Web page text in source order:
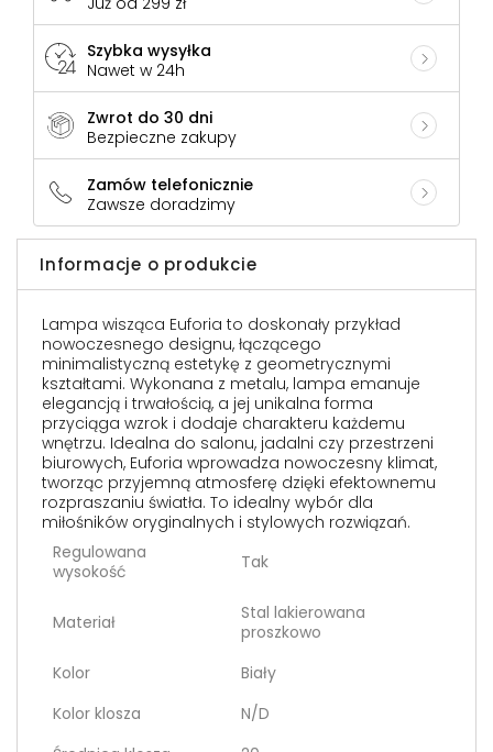
Szybka wysyłka
Nawet w 24h
Zwrot do 30 dni
Bezpieczne zakupy
Zamów telefonicznie
Zawsze doradzimy
Informacje o produkcie
Lampa wisząca Euforia to doskonały przykład
nowoczesnego designu, łączącego
minimalistyczną estetykę z geometrycznymi
kształtami. Wykonana z metalu, lampa emanuje
elegancją i trwałością, a jej unikalna forma
przyciąga wzrok i dodaje charakteru każdemu
wnętrzu. Idealna do salonu, jadalni czy przestrzeni
biurowych, Euforia wprowadza nowoczesny klimat,
tworząc przyjemną atmosferę dzięki efektownemu
rozpraszaniu światła. To idealny wybór dla
miłośników oryginalnych i stylowych rozwiązań.
Regulowana
wysokość
Tak
Materiał
Stal lakierowana
proszkowo
Kolor
Biały
Kolor klosza
N/D